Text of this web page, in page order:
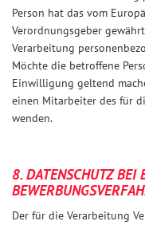
Person hat das vom
Verordnungsgeber
Verarbeitung
Möchte die betroffene
Einwilligung geltend
einen Mitarbeiter des für
wenden.
8. DATENSCHUTZ BEI
Der für die Verarbeitung